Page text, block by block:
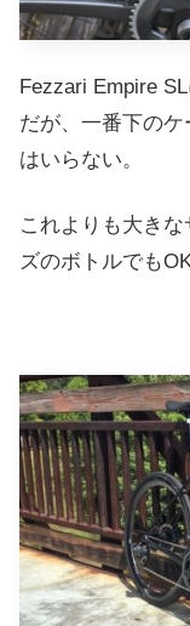
Fezzari Empire
だが、一番下の
はいらない。
これよりも大き
ズのボトルでも